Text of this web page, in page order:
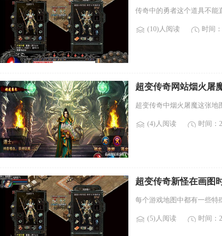
传奇中的勇者这个道具不能
(10)人阅读 时间
超变传奇网站烟火屠
超变传奇中烟火屠魔这张地
(4)人阅读 时间：
超变传奇新怪在画图
每个游戏地图中都有一些特
(5)人阅读 时间：